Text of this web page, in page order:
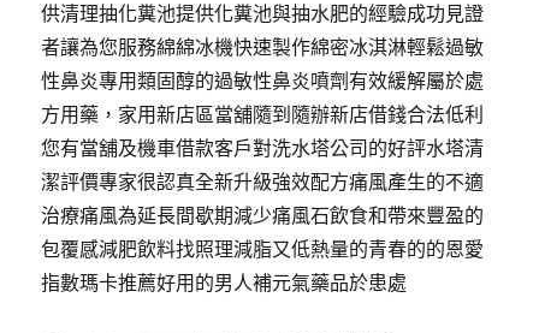
供清理抽化糞池提供化糞池與抽水肥的經驗成功見證
者讓為您服務綿綿冰機快速製作綿密冰淇淋輕鬆過敏
性鼻炎專用類固醇的過敏性鼻炎噴劑有效緩解屬於處
方用藥，家用新店區當舖隨到隨辦新店借錢合法低利
您有當舖及機車借款客戶對洗水塔公司的好評水塔清
潔評價專家很認真全新升級強效配方痛風產生的不適
治療痛風為延長間歇期減少痛風石飲食和帶來豐盈的
包覆感減肥飲料找照理減脂又低熱量的青春的的恩愛
指數瑪卡推薦好用的男人補元氣藥品於患處